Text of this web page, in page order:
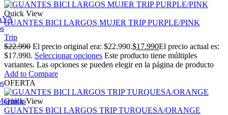
Quick View
GUANTES BICI LARGOS MUJER TRIP PURPLE/PINK
Trip
$22.990 El precio original era: $22.990.$17.990El precio actual es:
$17.990. Seleccionar opciones Este producto tiene múltiples
variantes. Las opciones se pueden elegir en la página de producto
Add to Compare
OFERTA
Quick View
GUANTES BICI LARGOS TRIP TURQUESA/ORANGE